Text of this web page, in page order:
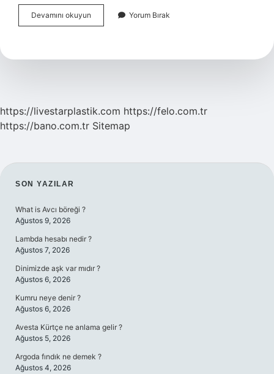
Devamını okuyun
Ototrof
Beslenen
Yorum Bırak
https://livestarplastik.com https://felo.com.tr
https://bano.com.tr Sitemap
SIDEBAR
SON YAZILAR
What is Avcı böreği ?
Ağustos 9, 2026
Lambda hesabı nedir ?
Ağustos 7, 2026
Dinimizde aşk var mıdır ?
Ağustos 6, 2026
Kumru neye denir ?
Ağustos 6, 2026
Avesta Kürtçe ne anlama gelir ?
Ağustos 5, 2026
Argoda fındık ne demek ?
Ağustos 4, 2026